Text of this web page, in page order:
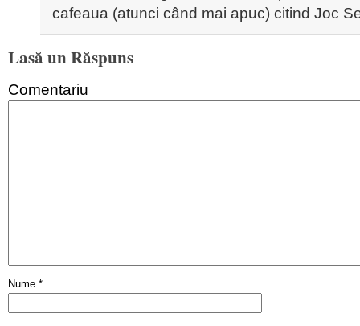
cafeaua (atunci când mai apuc) citind Joc
Lasă un Răspuns
Comentariu
Nume *